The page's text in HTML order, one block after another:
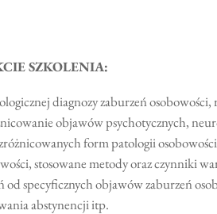
SZKOLENIA:
diagnozy zaburzeń
objawów psychotycznych,
form patologii osobowości
stosowane metody oraz
specyficznych objawów zaburzeń
abstynencji itp.